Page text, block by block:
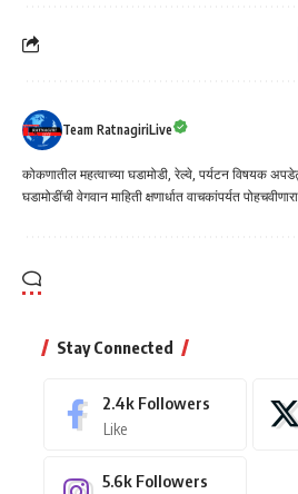
Team RatnagiriLive
कोकणातील महत्वाच्या घडामोडी, रेल्वे, पर्यटन विषयक
घडामोडींची वेगवान माहिती क्षणार्धात वाचकांपर्यत
Stay Connected
2.4k Followers
Like
5.6k Followers